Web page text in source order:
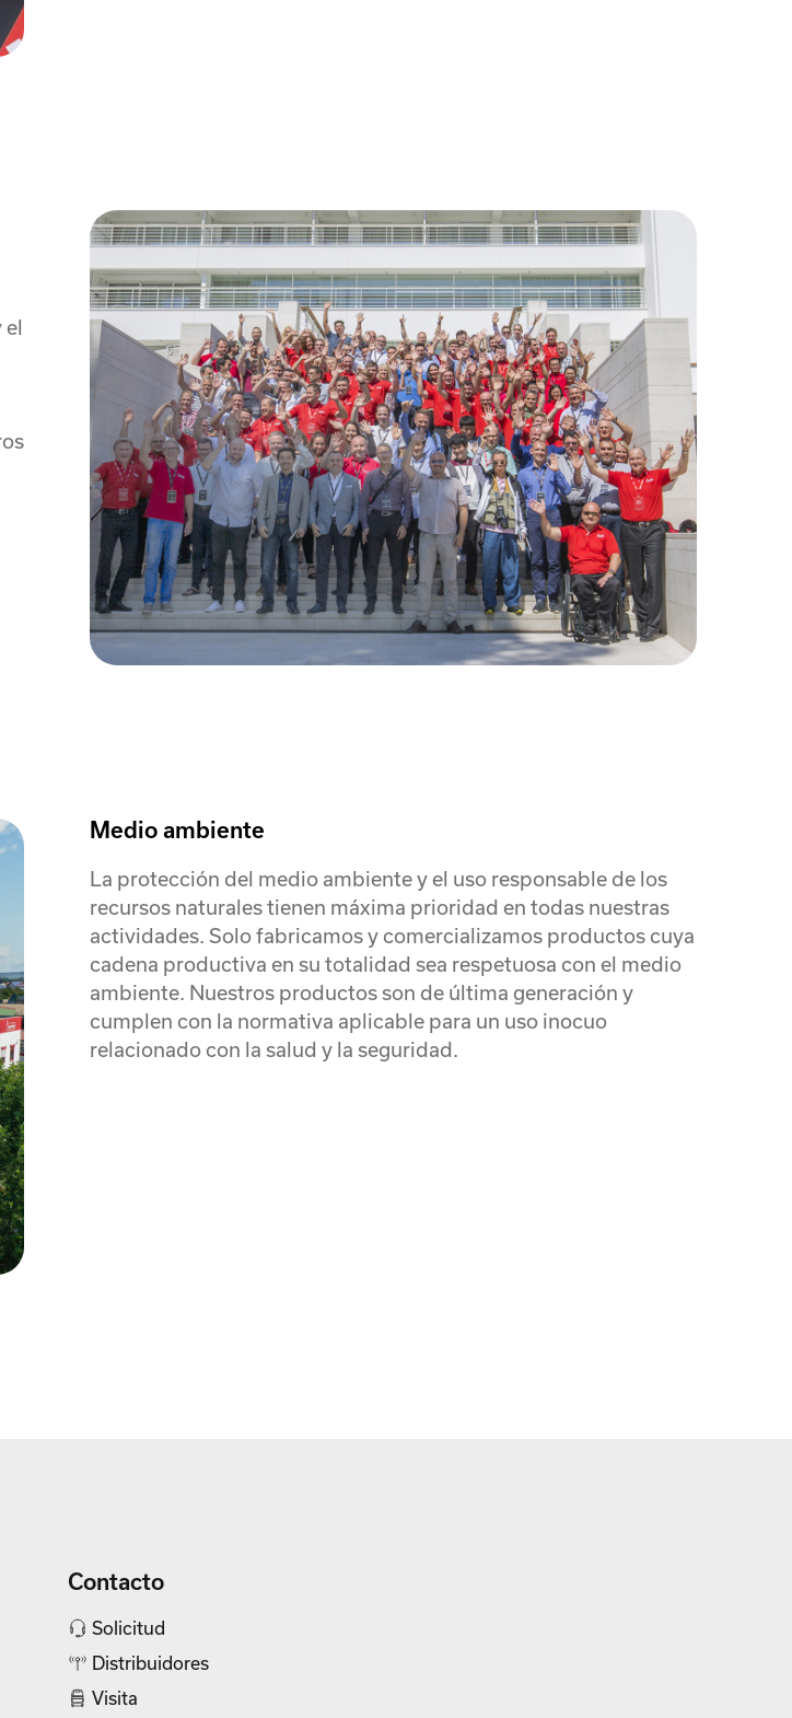
el
Medio ambiente
La protección del medio ambiente y el uso responsable de los
recursos naturales tienen máxima prioridad en todas nuestras
actividades. Solo fabricamos y comercializamos productos cuya
cadena productiva en su totalidad sea respetuosa con el medio
ambiente. Nuestros productos son de última generación y
cumplen con la normativa aplicable para un uso inocuo
relacionado con la salud y la seguridad.
Contacto
Solicitud
Distribuidores
Visita